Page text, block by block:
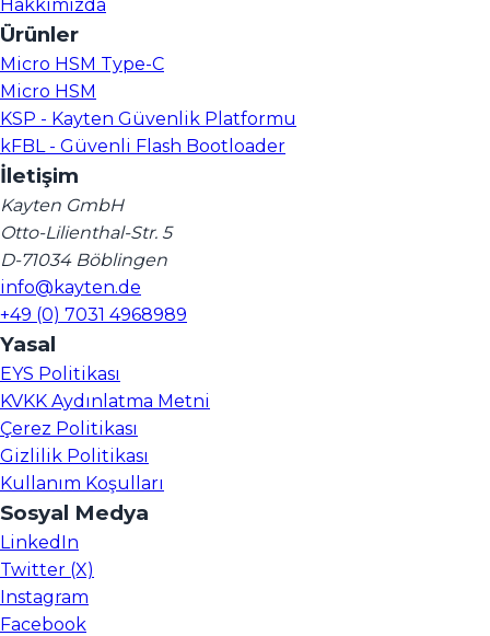
Hakkımızda
Ürünler
Micro HSM Type-C
Micro HSM
KSP - Kayten Güvenlik Platformu
kFBL - Güvenli Flash Bootloader
İletişim
Kayten GmbH
Otto-Lilienthal-Str. 5
D-71034 Böblingen
info@kayten.de
+49 (0) 7031 4968989
Yasal
EYS Politikası
KVKK Aydınlatma Metni
Çerez Politikası
Gizlilik Politikası
Kullanım Koşulları
Sosyal Medya
LinkedIn
Twitter (X)
Instagram
Facebook